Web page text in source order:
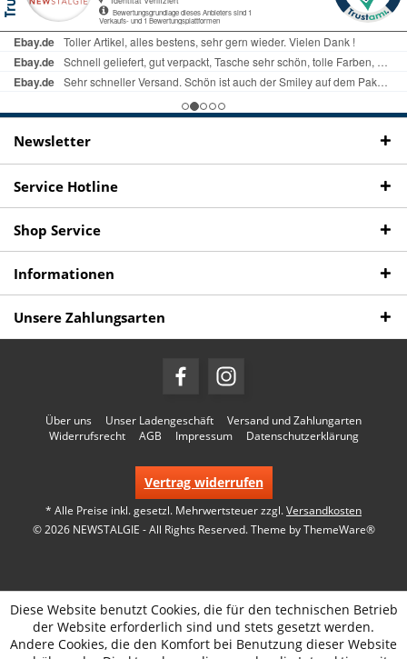
Newsletter
Service Hotline
Shop Service
Informationen
Unsere Zahlungsarten
Über uns Unser Ladengeschäft
Versand und Zahlungarten
Widerrufsrecht
AGB Impressum Datenschutzerklärung
Vertrag widerrufen
* Alle Preise inkl. gesetzl. Mehrwertsteuer zzgl.Versandkosten
© 2026 NEWSTALGIE - All Rights Reserved. Theme byThemeWare®
Diese Website benutzt Cookies, die für den technischen Betrieb
der Website erforderlich sind und stets gesetzt werden.
Andere Cookies, die den Komfort bei Benutzung dieser Website